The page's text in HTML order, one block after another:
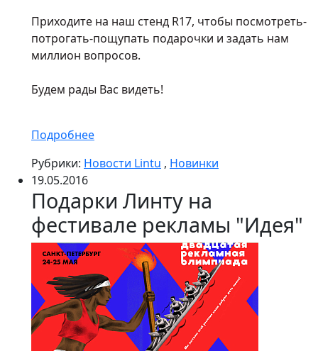
Приходите на наш стенд R17, чтобы посмотреть-
потрогать-пощупать подарочки и задать нам
миллион вопросов.
Будем рады Вас видеть!
Подробнее
Рубрики: Новости Lintu , Новинки
19.05.2016
Подарки Линту на
фестивале рекламы "Идея"